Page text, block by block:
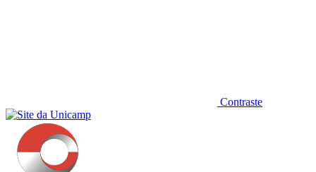
Contraste